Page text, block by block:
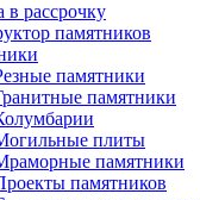
в рассрочку
памятников
памятники
памятники
плиты
памятники
памятников